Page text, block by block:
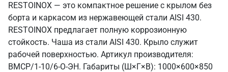
RESTOINOX — это компактное решение с крылом без
борта и каркасом из нержавеющей стали AISI 430.
RESTOINOX предлагает полную коррозионную
стойкость. Чаша из стали AISI 430. Крыло служит
рабочей поверхностью. Артикул производителя:
ВМСР/1-10/6-О-ЭН. Габариты (Ш×Г×В): 1000×600×850